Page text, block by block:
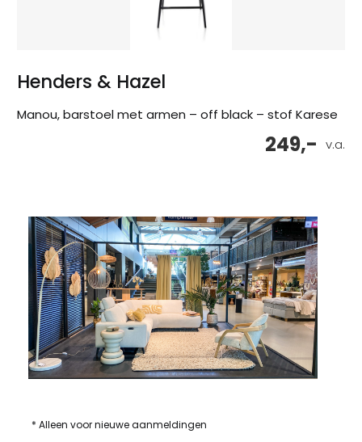
Henders & Hazel
Manou, barstoel met armen – off black – stof Karese
v.a.
249,-
* Alleen voor nieuwe aanmeldingen